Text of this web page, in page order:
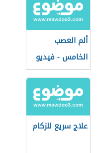
ألم العصب
الخامس - فيديو
علاج سريع للزكام